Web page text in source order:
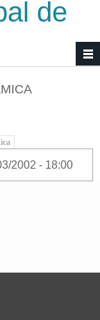
de
2002 - 18:00